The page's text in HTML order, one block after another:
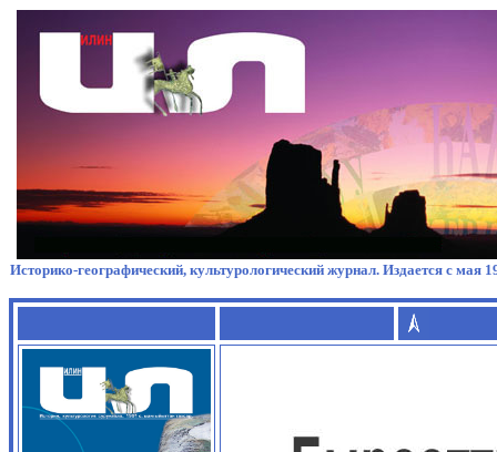
Историко-географический, культурологический журнал. Издается с мая